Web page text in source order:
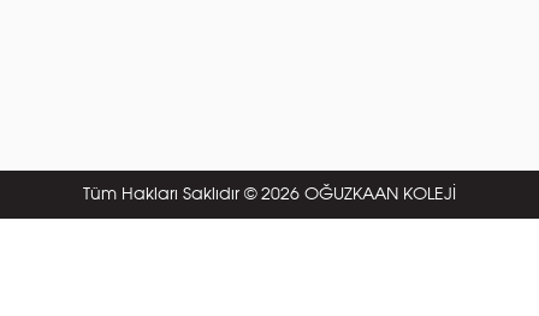
Tüm Hakları Saklıdır © 2026 OĞUZKAAN KOLEJİ